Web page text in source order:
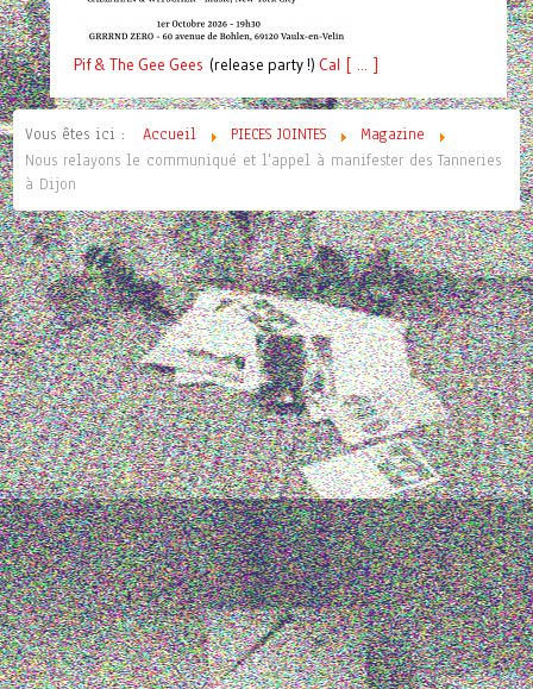
Pif& The Gee Gees (release party !) Cal [ ... ]
Vous êtes ici : Accueil PIECES JOINTES
Magazine
Nous relayons le communiqué et l'appel à manifester des Tanneries
à Dijon